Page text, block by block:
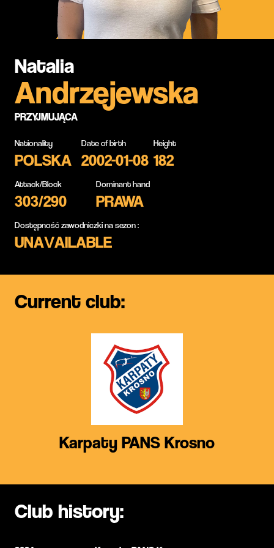
Natalia
Andrzejewska
PRZYJMUJĄCA
Nationality
POLSKA
Date of birth
2002-01-08
Height
182
Attack/Block
303/290
Dominant hand
PRAWA
Dostępność zawodniczki na sezon :
UNAVAILABLE
Current club:
Karpaty PANS Krosno
Club history: